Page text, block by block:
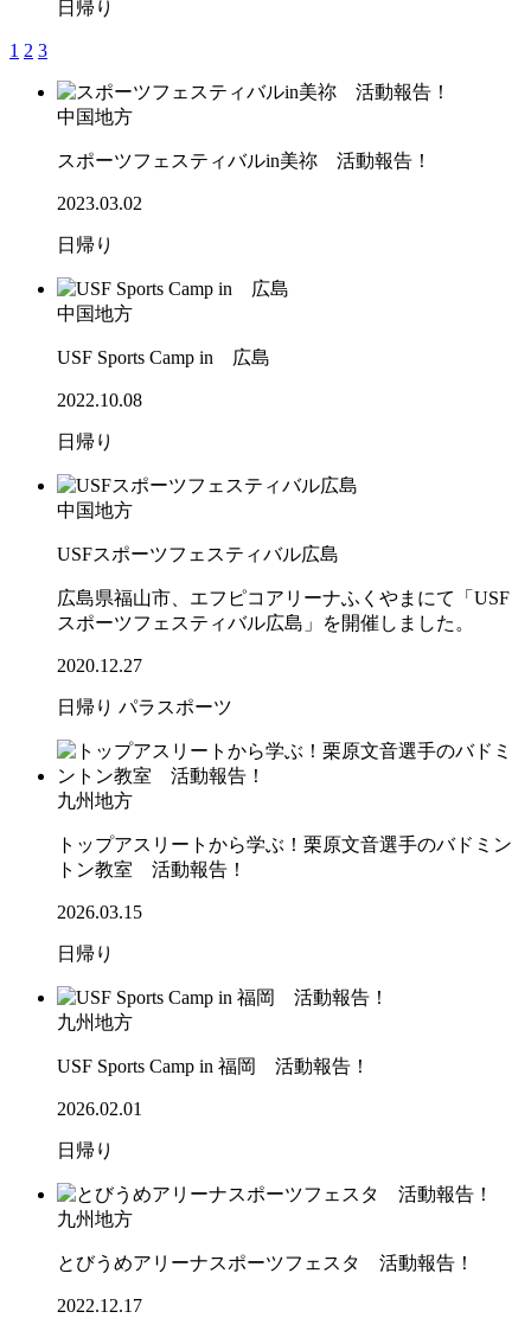
日帰り
1 2 3
中国地方
スポーツフェスティバルin美祢 活動報告！
2023.03.02
日帰り
中国地方
USF Sports Camp in 広島
2022.10.08
日帰り
中国地方
USFスポーツフェスティバル広島
広島県福山市、エフピコアリーナふくやまにて「USF
スポーツフェスティバル広島」を開催しました。
2020.12.27
日帰り パラスポーツ
九州地方
トップアスリートから学ぶ！栗原文音選手のバドミン
トン教室 活動報告！
2026.03.15
日帰り
九州地方
USF Sports Camp in 福岡 活動報告！
2026.02.01
日帰り
九州地方
とびうめアリーナスポーツフェスタ 活動報告！
2022.12.17